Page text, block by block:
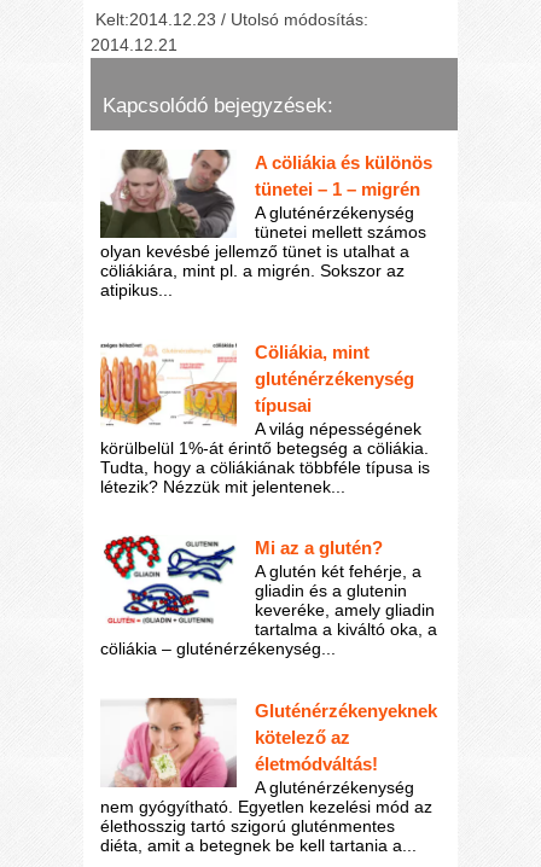
Kelt:2014.12.23 / Utolsó módosítás:
2014.12.21
Kapcsolódó bejegyzések:
A cöliákia és különös
tünetei – 1 – migrén
A gluténérzékenység
tünetei mellett számos
olyan kevésbé jellemző tünet is utalhat a
cöliákiára, mint pl. a migrén. Sokszor az
atipikus...
Cöliákia, mint
gluténérzékenység
típusai
A világ népességének
körülbelül 1%-át érintő betegség a cöliákia.
Tudta, hogy a cöliákiának többféle típusa is
létezik? Nézzük mit jelentenek...
Mi az a glutén?
A glutén két fehérje, a
gliadin és a glutenin
keveréke, amely gliadin
tartalma a kiváltó oka, a
cöliákia – gluténérzékenység...
Gluténérzékenyeknek
kötelező az
életmódváltás!
A gluténérzékenység
nem gyógyítható. Egyetlen kezelési mód az
élethosszig tartó szigorú gluténmentes
diéta, amit a betegnek be kell tartania a...